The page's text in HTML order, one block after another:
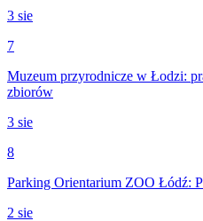
3 sie
7
Muzeum przyrodnicze w Łodzi:
zbiorów
3 sie
8
Parking Orientarium ZOO Łódź:
2 sie